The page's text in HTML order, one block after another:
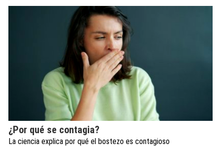
¿Por qué se contagia?
La ciencia explica por qué el bostezo es contagioso